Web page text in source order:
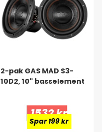
2-pak GAS MAD S3-
10D2, 10" basselement
1532 kr
Spar 199 kr